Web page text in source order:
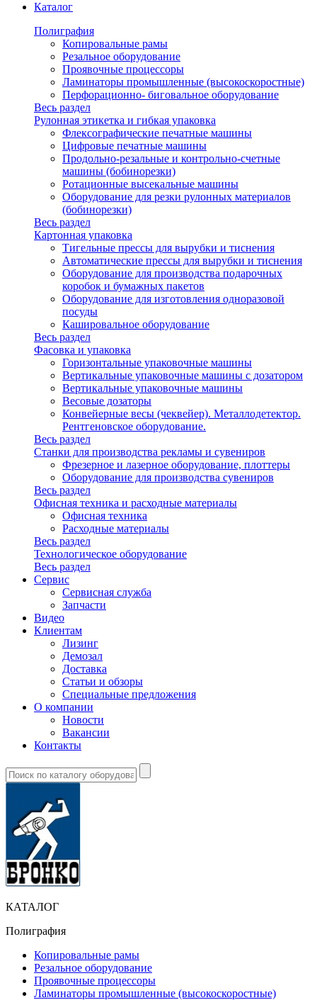
Каталог
Полиграфия
Копировальные рамы
Резальное оборудование
Проявочные процессоры
Ламинаторы промышленные (высокоскоростные)
Перфорационно- биговальное оборудование
Весь раздел
Рулонная этикетка и гибкая упаковка
Флексографические печатные машины
Цифровые печатные машины
Продольно-резальные и контрольно-счетные
машины (бобинорезки)
Ротационные высекальные машины
Оборудование для резки рулонных материалов
(бобинорезки)
Весь раздел
Картонная упаковка
Тигельные прессы для вырубки и тиснения
Автоматические прессы для вырубки и тиснения
Оборудование для производства подарочных
коробок и бумажных пакетов
Оборудование для изготовления одноразовой
посуды
Кашировальное оборудование
Весь раздел
Фасовка и упаковка
Горизонтальные упаковочные машины
Вертикальные упаковочные машины с дозатором
Вертикальные упаковочные машины
Весовые дозаторы
Конвейерные весы (чеквейер). Металлодетектор.
Рентгеновское оборудование.
Весь раздел
Станки для производства рекламы и сувениров
Фрезерное и лазерное оборудование, плоттеры
Оборудование для производства сувениров
Весь раздел
Офисная техника и расходные материалы
Офисная техника
Расходные материалы
Весь раздел
Технологическое оборудование
Весь раздел
Сервис
Сервисная служба
Запчасти
Видео
Клиентам
Лизинг
Демозал
Доставка
Статьи и обзоры
Специальные предложения
О компании
Новости
Вакансии
Контакты
КАТАЛОГ
Полиграфия
Копировальные рамы
Резальное оборудование
Проявочные процессоры
Ламинаторы промышленные (высокоскоростные)